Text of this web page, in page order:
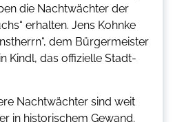
die Nachtwächter der
erhalten. Jens Kohnke
dem Bürgermeister
Kindl, das offizielle Stadt-
Nachtwächter sind weit
in historischem Gewand.